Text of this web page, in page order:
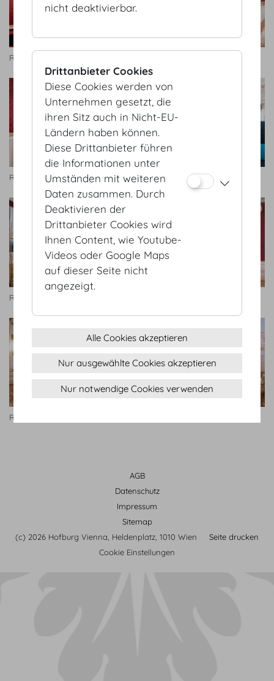
Rittersaal
Rittersaal Rittersaal
Rittersaal
Rittersaal
AGB
Datenschutz
Impressum
Sitemap
(c) 2026 Hofburg Vienna, Heldenplatz, 1010 Wien
Seite drucken
Cookie Einstellungen
nicht deaktivierbar.
Drittanbieter Cookies
Diese Cookies werden von
Unternehmen gesetzt, die
ihren Sitz auch in Nicht-EU-
Ländern haben können.
Diese Drittanbieter führen
die Informationen unter
Umständen mit weiteren
Daten zusammen. Durch
Deaktivieren der
Drittanbieter Cookies wird
Ihnen Content, wie Youtube-
Videos oder Google Maps
auf dieser Seite nicht
angezeigt.
Alle Cookies akzeptieren
Nur ausgewählte Cookies akzeptieren
Nur notwendige Cookies verwenden